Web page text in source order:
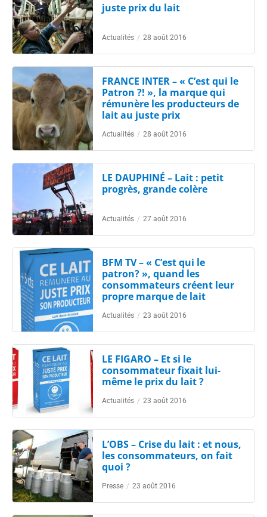
juste prix du lait
Actualités / 28 août 2016
FRANCE INTER – « C’est qui le
Patron ?! », la marque qui
rémunère les producteurs de
lait au juste prix
Actualités / 28 août 2016
LE DAUPHINÉ – Lait : petit
progrès, grande colère
Actualités / 27 août 2016
BFM TV – « C’est qui le
patron? », quand les
consommateurs créent leur
propre marque de lait
Actualités / 23 août 2016
LE FIGARO – Et si le
consommateur fixait lui-
même le prix du lait ?
Actualités / 23 août 2016
L’OBS – Crise du lait : et nous,
les consommateurs, on fait
quoi ?
Presse / 23 août 2016